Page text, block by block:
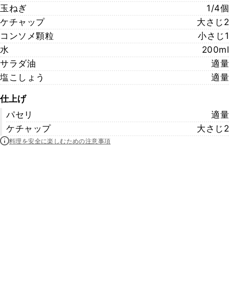
玉ねぎ
1/4個
ケチャップ
大さじ2
コンソメ顆粒
小さじ1
水
200ml
サラダ油
適量
塩こしょう
適量
仕上げ
パセリ
適量
ケチャップ
大さじ2
料理を安全に楽しむための注意事項